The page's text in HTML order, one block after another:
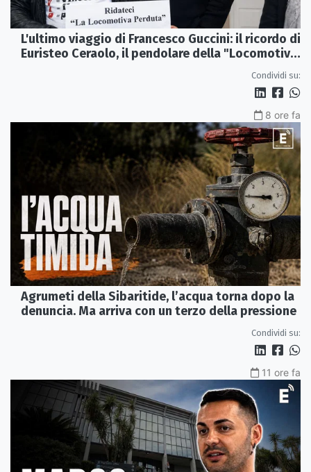
L'ultimo viaggio di Francesco Guccini: il ricordo di
Euristeo Ceraolo, il pendolare della "Locomotiva
Condividi su:
8 ore fa
Agrumeti della Sibaritide, l’acqua torna dopo la
denuncia. Ma arriva con un terzo della pressione
Condividi su:
11 ore fa